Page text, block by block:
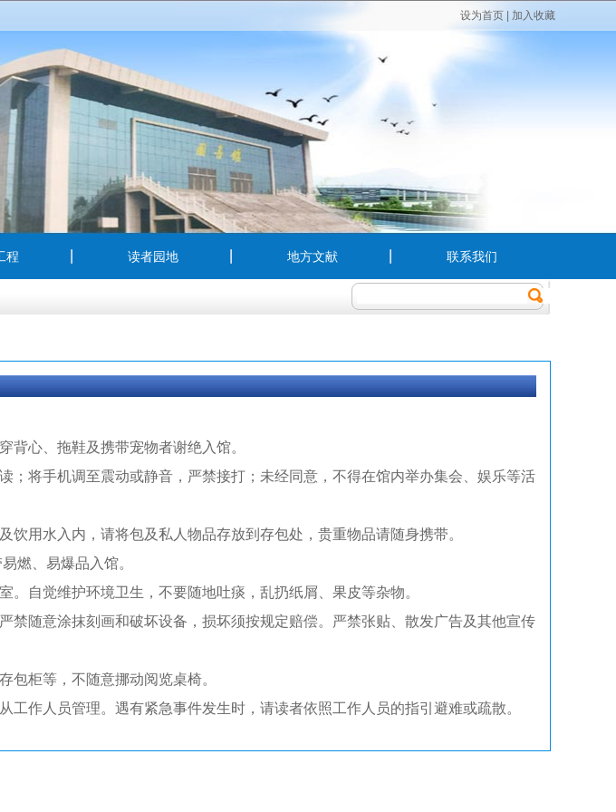
设为首页 加入收藏
程 读者园地 地方文献 联系我们
背心、拖鞋及携带宠物者谢绝入馆。
；将手机调至震动或静音，严禁接打；未经同意，不得在馆内举办集会、娱乐等活
饮用水入内，请将包及私人物品存放到存包处，贵重物品请随身携带。
燃、易爆品入馆。
。自觉维护环境卫生，不要随地吐痰，乱扔纸屑、果皮等杂物。
禁随意涂抹刻画和破坏设备，损坏须按规定赔偿。严禁张贴、散发广告及其他宣传
包柜等，不随意挪动阅览桌椅。
工作人员管理。遇有紧急事件发生时，请读者依照工作人员的指引避难或疏散。